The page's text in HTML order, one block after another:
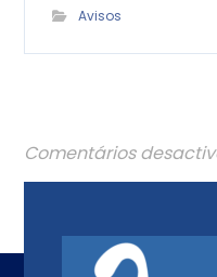
Avisos
Comentários